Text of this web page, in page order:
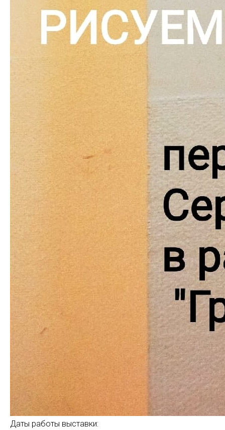
Даты работы выставки: